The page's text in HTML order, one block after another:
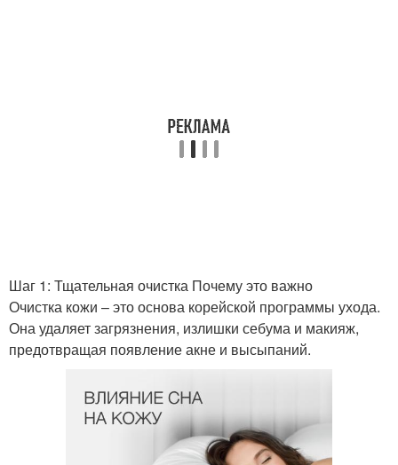
Шаг 1: Тщательная очистка Почему это важно
Очистка кожи – это основа корейской программы ухода.
Она удаляет загрязнения, излишки себума и макияж,
предотвращая появление акне и высыпаний.